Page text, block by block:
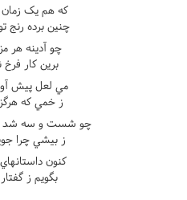
که هم يک زمان
چنين برده رنج
چو آدينه هر
برين کار
مي لعل پيش
ز خمي که
چو شست و سه شد
ز بيشي چرا
کنون
بگويم ز